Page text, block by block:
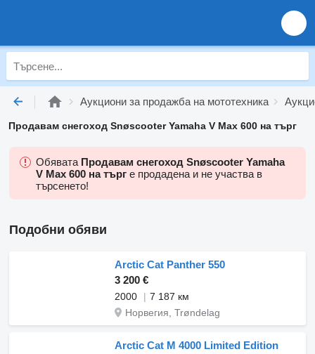
Аукциони за продажба на мототехника
Продавам снегоход Snøscooter Yamaha V Max 600 на търг
Обявата Продавам снегоход Snøscooter Yamaha
V Max 600 на търг е продадена и не участва в
търсенето!
Подобни обяви
Arctic Cat Panther 550
3 200 €
2000
7 187 км
Норвегия, Trøndelag
Arctic Cat M 4000 Limited Edition